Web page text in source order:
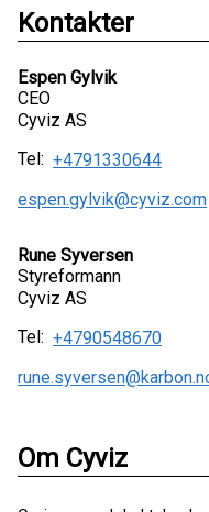
Kontakter
Espen Gylvik
CEO
Cyviz AS
Tel: +4791330644
espen.gylvik@cyviz.com
Rune Syversen
Styreformann
Cyviz AS
Tel: +4790548670
Om Cyviz